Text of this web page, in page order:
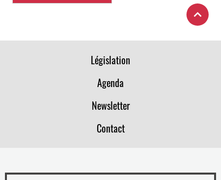
Législation
Agenda
Newsletter
Contact